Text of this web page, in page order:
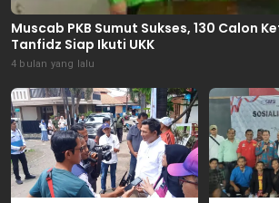
Muscab PKB Sumut Sukses, 130 Calon
Tanfidz Siap Ikuti UKK
4 bulan yang lalu